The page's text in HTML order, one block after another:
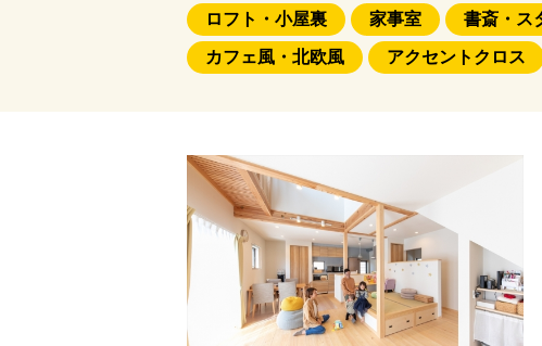
ロフト・小屋裏 家事室 書斎・ス
カフェ風・北欧風 アクセントクロス